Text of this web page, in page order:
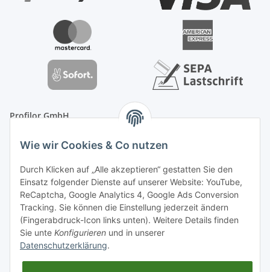
Profilor GmbH
OdF.Platz 2
16775 Löwenberger Land
Telefon: +49 (0) 33094-719-8719
E-Mail: info (ät) treppe99 (Punkt) de
Wie wir Cookies & Co nutzen
Durch Klicken auf „Alle akzeptieren“ gestatten Sie den
Einsatz folgender Dienste auf unserer Website: YouTube,
ReCaptcha, Google Analytics 4, Google Ads Conversion
Tracking. Sie können die Einstellung jederzeit ändern
(Fingerabdruck-Icon links unten). Weitere Details finden
Sie unte Konfigurieren und in unserer
Datenschutzerklärung.